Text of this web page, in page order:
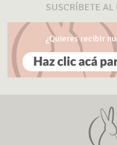
SUSCRÍBETE
¿Quieres recibir